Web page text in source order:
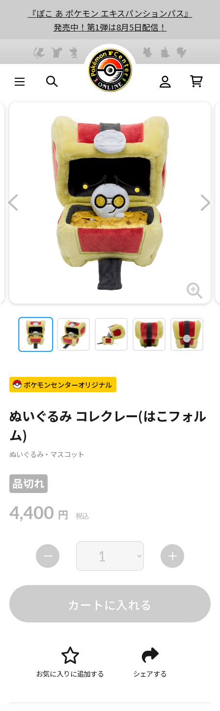
『ぽこ あ ポケモン エキスパンションパス』
発売中！第1弾は8月5日配信！
ポケモンセンターオリジナル
ぬいぐるみ コレクレー(はこフォル
ム)
ぬいぐるみ・マスコット
品切れ
4,400 円 税込
カートに入れる
お気に入りに追加する シェアする